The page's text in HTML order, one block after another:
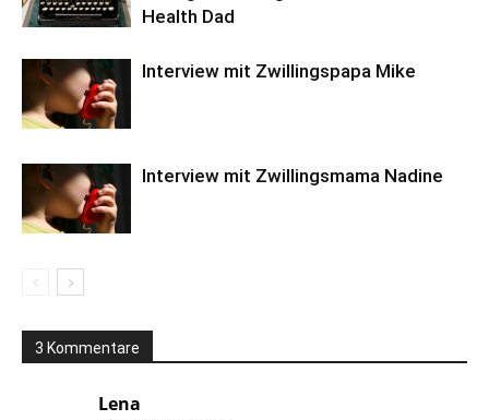
Health Dad
Interview mit Zwillingspapa Mike
Interview mit Zwillingsmama Nadine
3 Kommentare
Lena